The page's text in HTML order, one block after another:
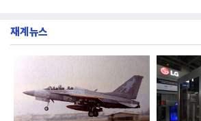
서도
영지원부 홍보팀과 2026년 새로이(e)＊가 공동 주관
쳐 진행됐다.참고로 새로이(e)는 NH농협캐피탈 MZ
세대들로(과장~계장) 구성된 자율 참여조직으로, 조
직문화 혁신과 업무 효율성 향상을 위한 다양한 활동
을 추진하며,새로운 변화와 이로운 영향력을 조직전
반에 전파하는 역할
재계뉴스